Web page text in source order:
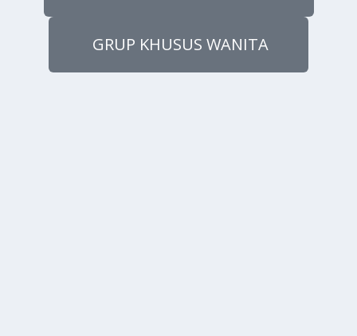
GRUP KHUSUS WANITA